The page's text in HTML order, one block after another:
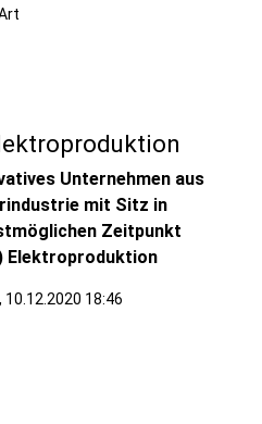
Unternehmen aus
mit Sitz in
Zeitpunkt
Elektroproduktion
10.12.2020 18:46